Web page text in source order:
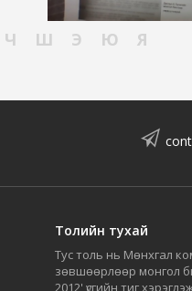
Ч Ш Э Ю Я
Толийн тухай
Тус толь нь Мөнхгал
зөвшөөрлөөр монгол